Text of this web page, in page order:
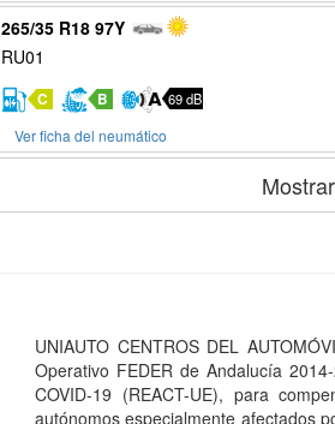
265/35 R18 97Y
RU01
C B 69 dB
Ver ficha del neumático
UNIAUTO CENTROS DEL
Operativo FEDER de Andalucía
COVID-19 (REACT-UE), para
autónomos especialmente afectados